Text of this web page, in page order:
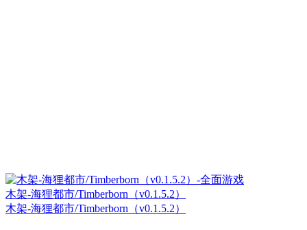
木架-海狸都市/Timberborn（v0.1.5.2）
木架-海狸都市/Timberborn（v0.1.5.2）